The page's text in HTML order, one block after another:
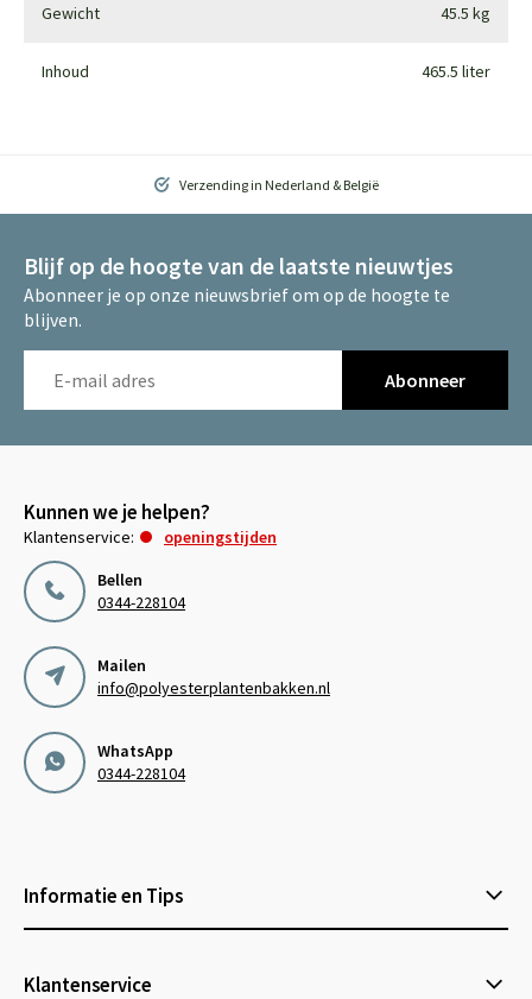
Gewicht 45.5 kg
Inhoud 465.5 liter
Verzending in Nederland & België
Blijf op de hoogte van de laatste nieuwtjes
Abonneer je op onze nieuwsbrief om op de hoogte te
blijven.
Abonneer
Kunnen we je helpen?
Klantenservice:
openingstijden
Bellen
0344-228104
Mailen
info@polyesterplantenbakken.nl
WhatsApp
0344-228104
Informatie en Tips
Klantenservice